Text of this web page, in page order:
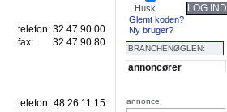
telefon: 32 47 90 00
fax:
32 47 90 80
telefon: 48 26 11 15
Husk LOG IND
Glemt koden?
Ny bruger?
BRANCHENØGLEN:
annoncører
annonce